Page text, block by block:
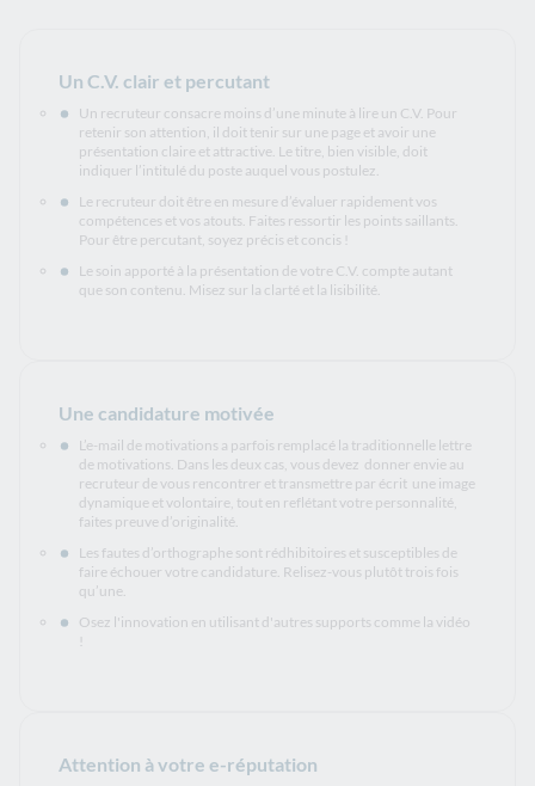
Un C.V. clair et percutant
Un recruteur consacre moins d’une minute à lire un C.V. Pour
retenir son attention, il doit tenir sur une page et avoir une
présentation claire et attractive. Le titre, bien visible, doit
indiquer l’intitulé du poste auquel vous postulez.
Le recruteur doit être en mesure d’évaluer rapidement vos
compétences et vos atouts. Faites ressortir les points saillants.
Pour être percutant, soyez précis et concis !
Le soin apporté à la présentation de votre C.V. compte autant
que son contenu. Misez sur la clarté et la lisibilité.
Une candidature motivée
L’e-mail de motivations a parfois remplacé la traditionnelle lettre
de motivations. Dans les deux cas, vous devez donner envie au
recruteur de vous rencontrer et transmettre par écrit une image
dynamique et volontaire, tout en reflétant votre personnalité,
faites preuve d’originalité.
Les fautes d’orthographe sont rédhibitoires et susceptibles de
faire échouer votre candidature. Relisez-vous plutôt trois fois
qu’une.
Osez l'innovation en utilisant d'autres supports comme la vidéo
Attention à votre e-réputation